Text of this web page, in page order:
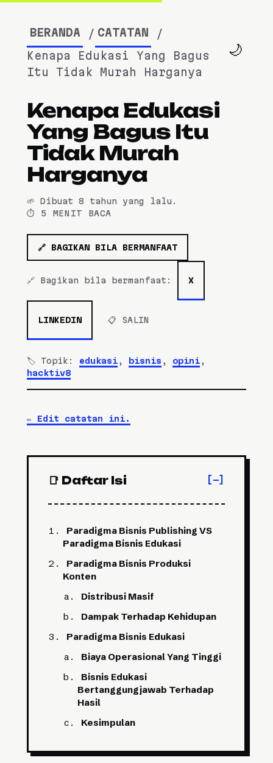
BERANDA
CATATAN
Kenapa Edukasi Yang Bagus
Itu Tidak Murah Harganya
🌙
Kenapa Edukasi
Yang Bagus Itu
Tidak Murah
Harganya
🌱 Dibuat 8 tahun yang lalu .
⏱️ 5 MENIT BACA
🔗 BAGIKAN BILA BERMANFAAT
🔗 Bagikan bila bermanfaat: X
LINKEDIN 📋 SALIN
🏷️ Topik: edukasi, bisnis , opini,
hacktiv8
✏️ Edit catatan ini.
📑 Daftar Isi
Paradigma Bisnis Publishing VS
Paradigma Bisnis Edukasi
Paradigma Bisnis Produksi
Konten
Distribusi Masif
Dampak Terhadap Kehidupan
Paradigma Bisnis Edukasi
Biaya Operasional Yang Tinggi
Bisnis Edukasi
Bertanggungjawab Terhadap
Hasil
Kesimpulan